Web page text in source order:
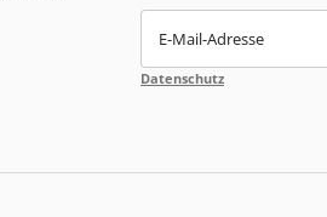
E-Mail-Adresse
Datenschutz